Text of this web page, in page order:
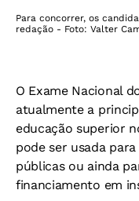
Para concorrer, os
redação - Foto: Valter
O Exame Nacional
atualmente a
educação superior
pode ser usada
públicas ou ainda
financiamento em